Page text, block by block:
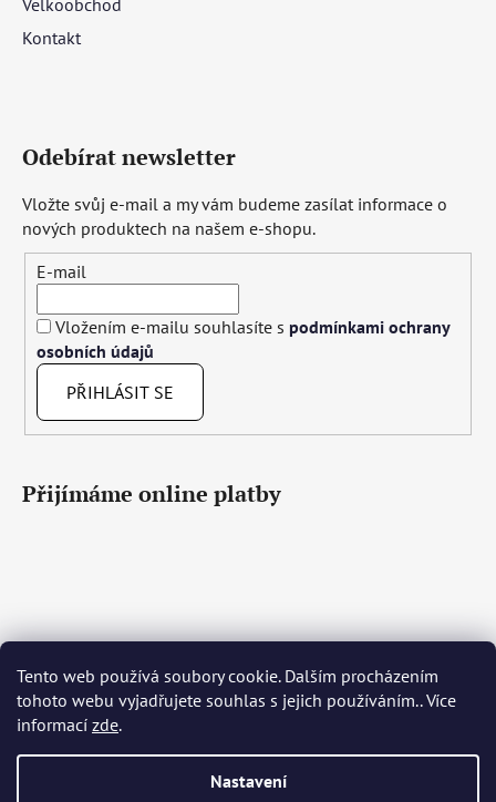
Tento web používá soubory cookie. Dalším procházením
tohoto webu vyjadřujete souhlas s jejich používáním.. Více
informací zde.
Nastavení
Kontakt
Odebírat newsletter
Vložte svůj e-mail a my vám budeme zasílat informace o
nových produktech na našem e-shopu.
E-mail
Vložením e-mailu souhlasíte s podmínkami ochrany
osobních údajů
PŘIHLÁSIT SE
Přijímáme online platby
Čeština Slovenčina English Deutsch Magyar
Język polski Română Italiano Español Français
Português
Nederlands Українська Ελληνικά Svenska Dansk